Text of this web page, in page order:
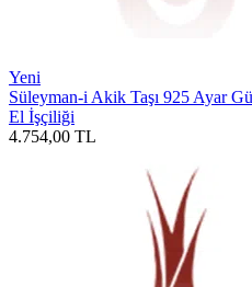
Yeni
Süleyman-i Akik Taşı 925 Ayar
El İşçiliği
4.754,00 TL